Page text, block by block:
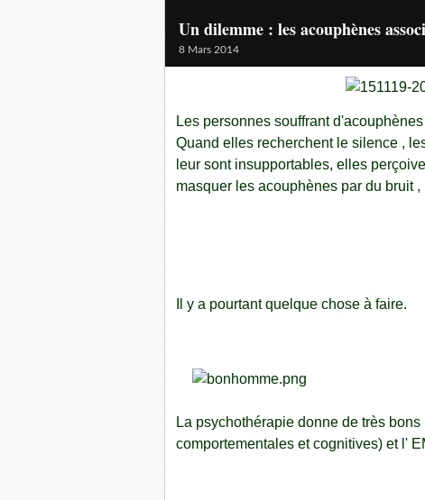
Un dilemme : les acouphènes
8 Mars 2014
Les personnes souffrant
Quand elles recherchent le silence ,
leur sont insupportables, elles
masquer les acouphènes par du bruit
Il y a pourtant quelque chose à faire.
La psychothérapie donne de très
comportementales et cognitives) et l'